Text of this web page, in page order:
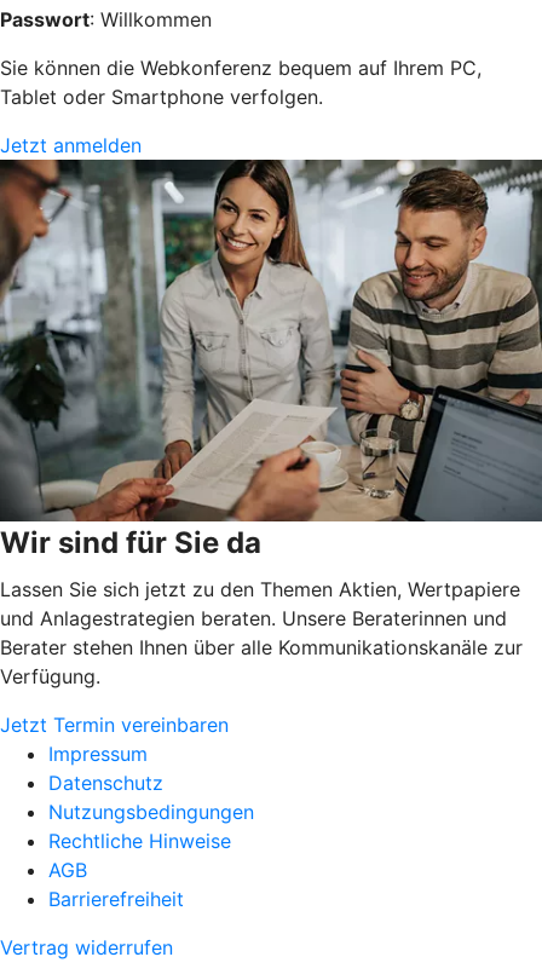
Passwort: Willkommen
Sie können die Webkonferenz bequem auf Ihrem PC,
Tablet oder Smartphone verfolgen.
Jetzt anmelden
Wir sind für Sie da
Lassen Sie sich jetzt zu den Themen Aktien, Wertpapiere
und Anlagestrategien beraten. Unsere Beraterinnen und
Berater stehen Ihnen über alle Kommunikationskanäle zur
Verfügung.
Jetzt Termin vereinbaren
Impressum
Datenschutz
Nutzungsbedingungen
Rechtliche Hinweise
AGB
Barrierefreiheit
Vertrag widerrufen